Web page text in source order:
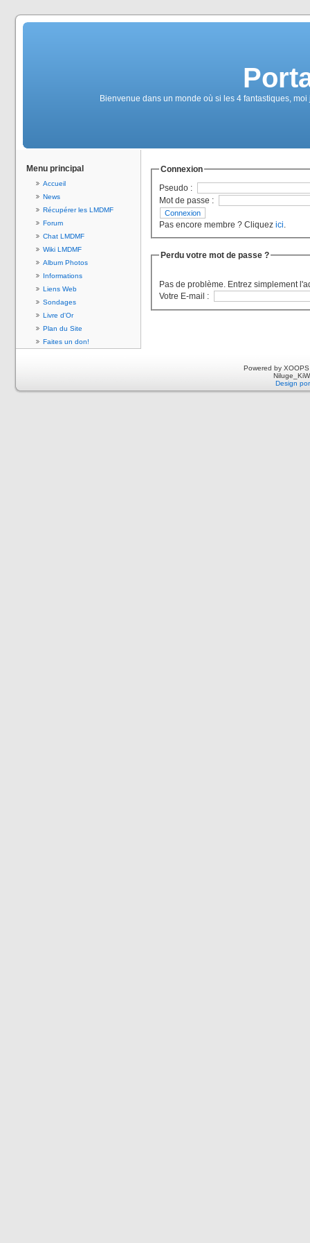
Bienvenue dans un monde où si les 4 fantastiques,
Menu principal
Accueil
News
Récupérer les LMDMF
Forum
Chat LMDMF
Wiki LMDMF
Album Photos
Informations
Liens Web
Sondages
Livre d'Or
Plan du Site
Faites un don!
Connexion
Pseudo :
Mot de passe :
Pas encore membre ? Cliquez ici.
Perdu votre mot de passe ?
Pas de problème. Entrez simplement
Votre E-mail :
Powered by
Design